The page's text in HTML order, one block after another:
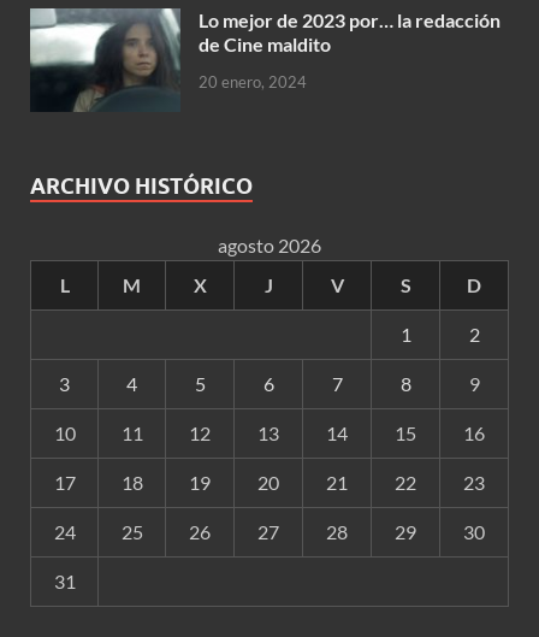
Lo mejor de 2023 por… la redacción
de Cine maldito
20 enero, 2024
ARCHIVO HISTÓRICO
agosto 2026
L
M X J V S D
1 2
3 4 5 6 7 8 9
10 11 12 13 14 15 16
17 18 19 20 21 22 23
24 25 26 27 28 29 30
31